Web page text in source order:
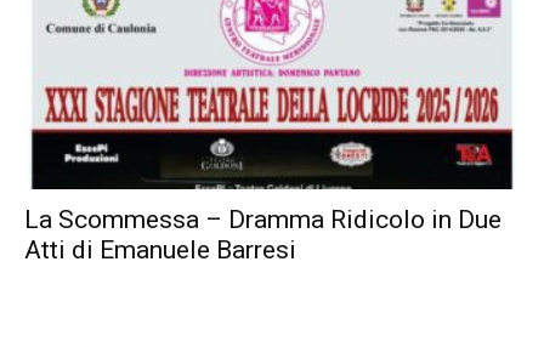
La Scommessa – Dramma Ridicolo in Due
Atti di Emanuele Barresi